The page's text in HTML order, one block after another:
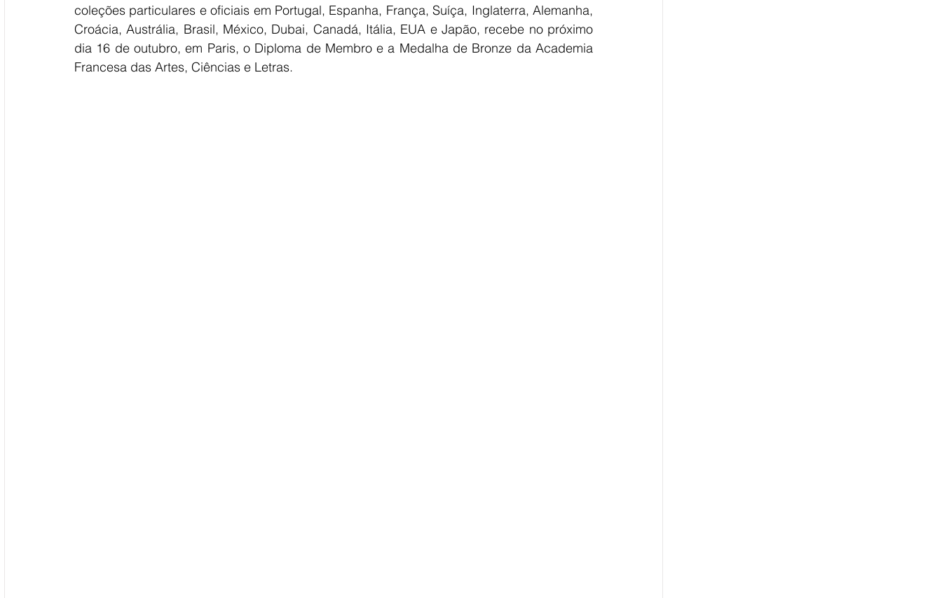
coleções particulares e oficiais em Portugal, Espanha, França, Suíça, Inglaterra, Alemanha,
Croácia, Austrália, Brasil, México, Dubai, Canadá, Itália, EUA e Japão, recebe no próximo
dia 16 de outubro, em Paris, o Diploma de Membro e a Medalha de Bronze da Academia
Francesa das Artes, Ciências e Letras.